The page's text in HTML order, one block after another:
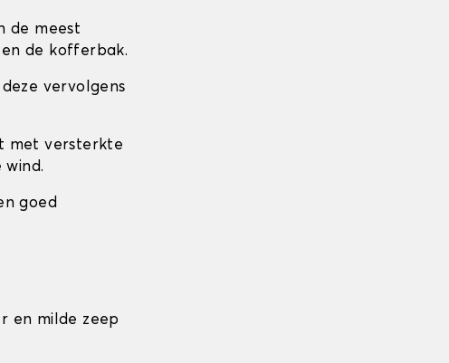
de meest
de kofferbak.
vervolgens
met versterkte
goed
en milde zeep